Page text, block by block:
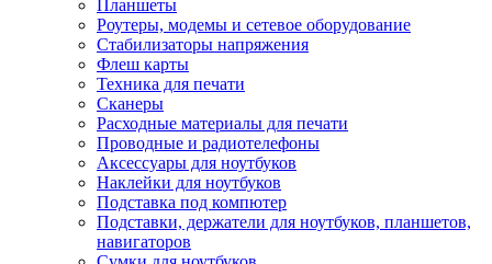
Планшеты
Роутеры, модемы и сетевое оборудование
Стабилизаторы напряжения
Флеш карты
Техника для печати
Сканеры
Расходные материалы для печати
Проводные и радиотелефоны
Аксессуары для ноутбуков
Наклейки для ноутбуков
Подставка под компютер
Подставки, держатели для ноутбуков, планшетов,
навигаторов